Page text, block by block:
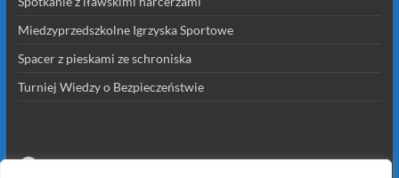
Miedzyprzedszkolne Igrzyska Sportowe
Spacer z pieskami ze schroniska
Turniej Wiedzy o Bezpieczeństwie
Facebook